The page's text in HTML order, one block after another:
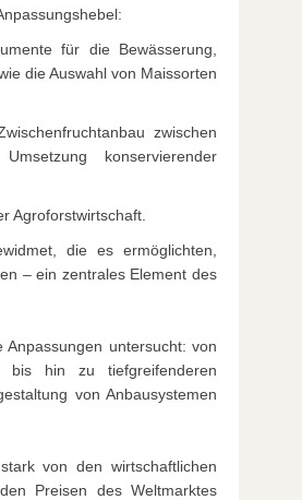
für die Bewässerung,
die Auswahl von Maissorten
zwischen
konservierender
Agroforstwirtschaft.
die es ermöglichten,
– ein zentrales Element des
untersucht: von
bis hin zu tiefgreifenderen
von Anbausystemen
von den wirtschaftlichen
Preisen des Weltmarktes